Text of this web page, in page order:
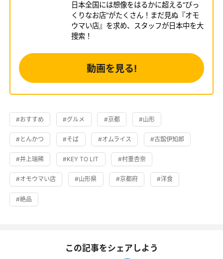
日本全国には想像をはるかに超える“びっ
くりなお店”がたくさん！まだ見ぬ『オモ
ウマい店』を求め、スタッフが日本中を大
捜索！
動画を見る!
#おすすめ #グルメ #京都 #山形
#とんかつ #そば #オムライス #古舘伊知郎
#井上瑞稀 #KEY TO LIT #村重杏奈
#オモウマい店 #山形県 #京都府 #洋食
#絶品
この記事をシェアしよう